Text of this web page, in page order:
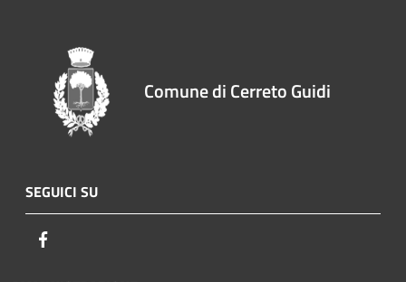
Comune di Cerreto Guidi
SEGUICI SU